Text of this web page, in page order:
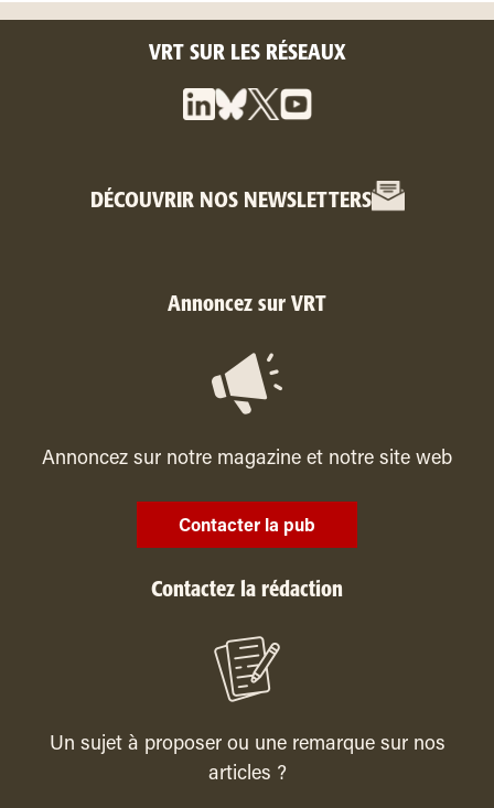
VRT SUR LES RÉSEAUX
DÉCOUVRIR NOS NEWSLETTERS
Annoncez sur VRT
Annoncez sur notre magazine et notre site web
Contacter la pub
Contactez la rédaction
Un sujet à proposer ou une remarque sur nos
articles ?